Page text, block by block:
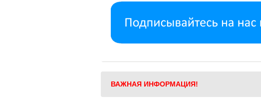
ВАЖНАЯ ИНФОРМАЦИЯ!